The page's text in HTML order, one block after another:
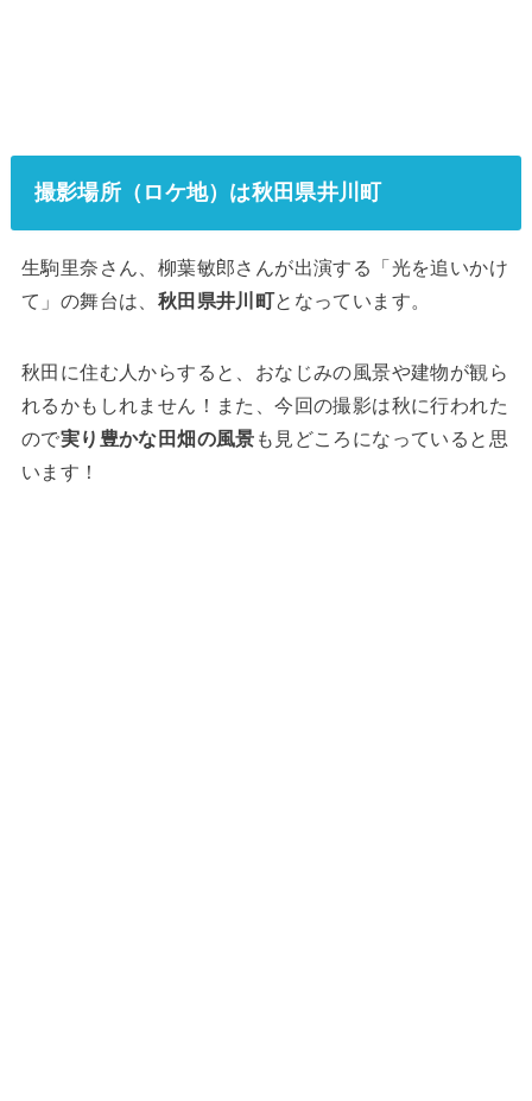
撮影場所（ロケ地）は秋田県井川町
生駒里奈さん、柳葉敏郎さんが出演する「光を追いかけ
て」の舞台は、 秋田県井川町となっています。
秋田に住む人からすると、おなじみの風景や建物が観ら
れるかもしれません！また、今回の撮影は秋に行われた
ので実り豊かな田畑の風景 も見どころになっていると思
います！